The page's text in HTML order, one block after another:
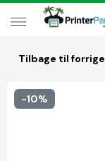
Tilbage til forrige
-10%